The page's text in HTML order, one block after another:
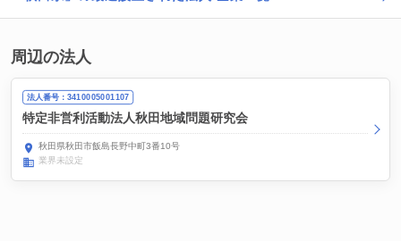
周辺の法人
法人番号：3410005001107
特定非営利活動法人秋田地域問題研究会
秋田県秋田市飯島長野中町3番10号
業界未設定